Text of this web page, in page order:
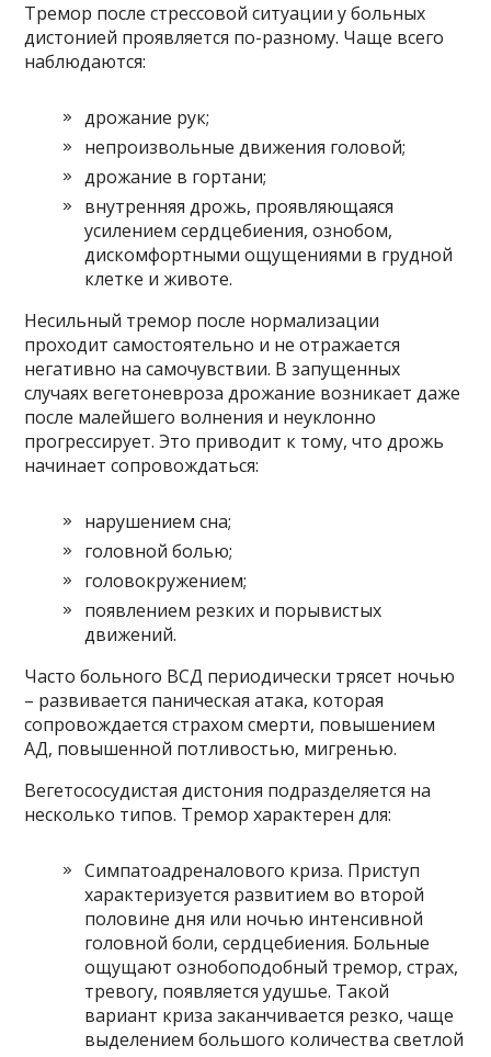
Тремор после стрессовой ситуации у больных
дистонией проявляется по-разному. Чаще всего
наблюдаются:
дрожание рук;
непроизвольные движения головой;
дрожание в гортани;
внутренняя дрожь, проявляющаяся
усилением сердцебиения, ознобом,
дискомфортными ощущениями в грудной
клетке и животе.
Несильный тремор после нормализации
проходит самостоятельно и не отражается
негативно на самочувствии. В запущенных
случаях вегетоневроза дрожание возникает даже
после малейшего волнения и неуклонно
прогрессирует. Это приводит к тому, что дрожь
начинает сопровождаться:
нарушением сна;
головной болью;
головокружением;
появлением резких и порывистых
движений.
Часто больного ВСД периодически трясет ночью
– развивается паническая атака, которая
сопровождается страхом смерти, повышением
АД, повышенной потливостью, мигренью.
Вегетососудистая дистония подразделяется на
несколько типов. Тремор характерен для:
Симпатоадреналового криза. Приступ
характеризуется развитием во второй
половине дня или ночью интенсивной
головной боли, сердцебиения. Больные
ощущают ознобоподобный тремор, страх,
тревогу, появляется удушье. Такой
вариант криза заканчивается резко, чаще
выделением большого количества светлой